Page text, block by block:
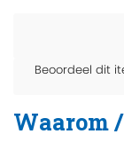
Beoordeel dit
Waarom